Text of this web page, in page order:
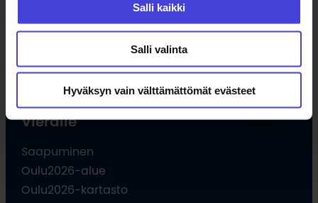
Salli kaikki
Salli valinta
Hyväksyn vain välttämättömät evästeet
Tule vapaaehtoiseksi
Opettajille
Vieraile
Saapuminen
Oulu2026-alue
Oulu2026-kartasto